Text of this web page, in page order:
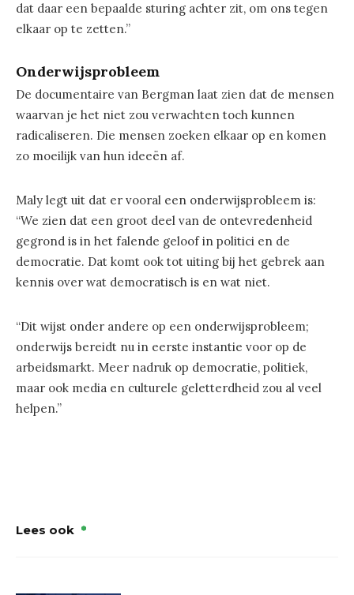
dat daar een bepaalde sturing achter zit, om ons tegen
elkaar op te zetten.”
Onderwijsprobleem
De documentaire van Bergman laat zien dat de mensen
waarvan je het niet zou verwachten toch kunnen
radicaliseren. Die mensen zoeken elkaar op en komen
zo moeilijk van hun ideeën af.
Maly legt uit dat er vooral een onderwijsprobleem is:
“We zien dat een groot deel van de ontevredenheid
gegrond is in het falende geloof in politici en de
democratie. Dat komt ook tot uiting bij het gebrek aan
kennis over wat democratisch is en wat niet.
“Dit wijst onder andere op een onderwijsprobleem;
onderwijs bereidt nu in eerste instantie voor op de
arbeidsmarkt. Meer nadruk op democratie, politiek,
maar ook media en culturele geletterdheid zou al veel
helpen.”
Lees ook